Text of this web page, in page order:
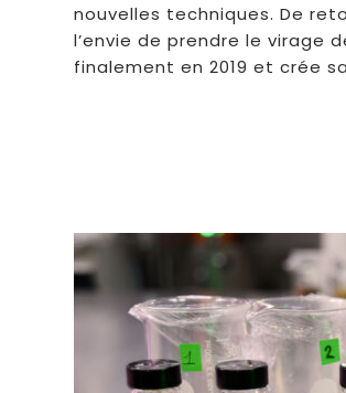
nouvelles techniques. De
l’envie de prendre le virage
finalement en 2019 et crée